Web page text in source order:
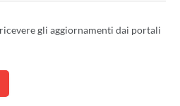
gli aggiornamenti dai portali